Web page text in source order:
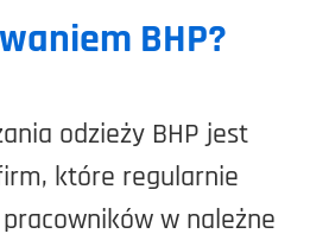
BHP?
odzieży BHP jest
które regularnie
w należne